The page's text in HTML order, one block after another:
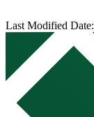
Last Modified